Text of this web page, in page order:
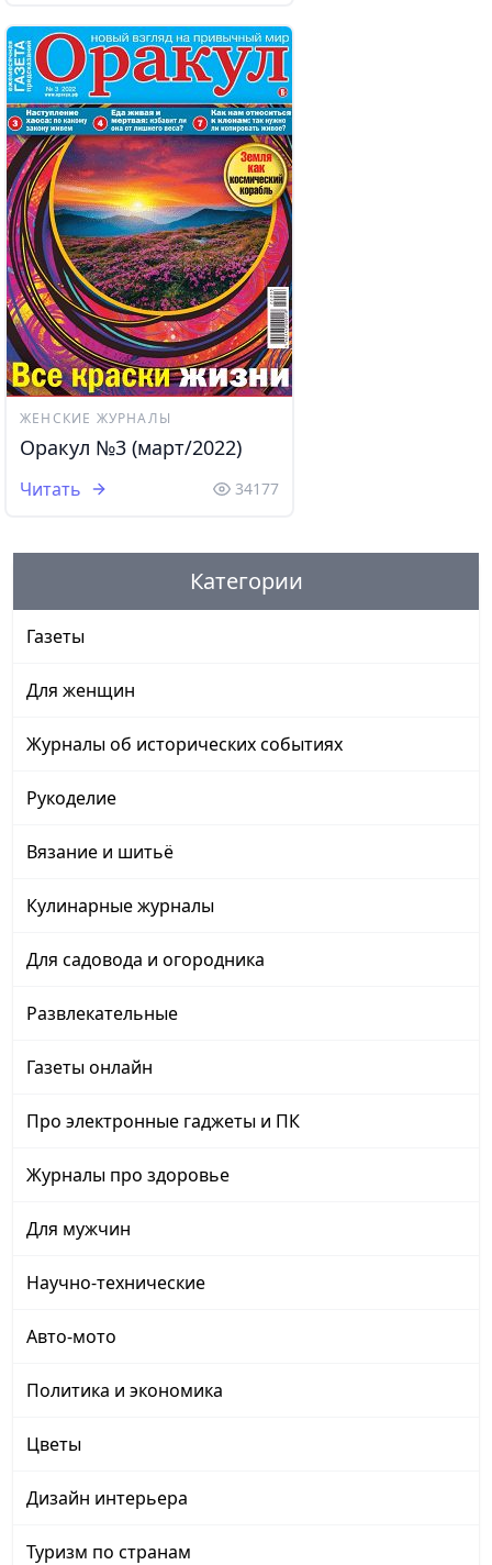
ЖЕНСКИЕ ЖУРНАЛЫ
Оракул №3 (март/2022)
Читать 34177
Категории
Газеты
Для женщин
Журналы об исторических событиях
Рукоделие
Вязание и шитьё
Кулинарные журналы
Для садовода и огородника
Развлекательные
Газеты онлайн
Про электронные гаджеты и ПК
Журналы про здоровье
Для мужчин
Научно-технические
Авто-мото
Политика и экономика
Цветы
Дизайн интерьера
Туризм по странам